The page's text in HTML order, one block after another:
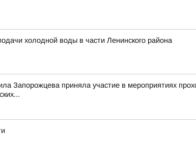
холодной воды в части Ленинского района
Запорожцева приняла участие в мероприятиях